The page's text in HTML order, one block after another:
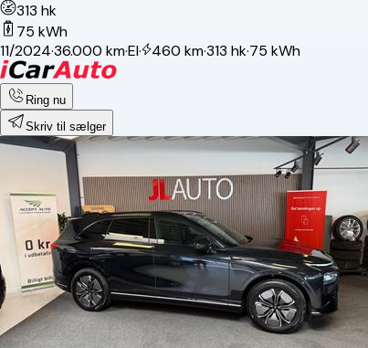
313 hk
75 kWh
11/2024·36.000 km·El· 460 km·313 hk·75 kWh
Ring nu
Skriv til sælger